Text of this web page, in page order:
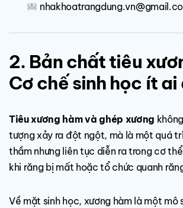
2. Bản chất tiêu
Cơ chế sinh học ít ai
Tiêu xương hàm và ghép xương
tượng xảy ra đột ngột, mà là một quá
thầm nhưng liên tục diễn ra trong cơ
khi răng bị mất hoặc tổ chức quanh
Về mặt sinh học, xương hàm là một mô